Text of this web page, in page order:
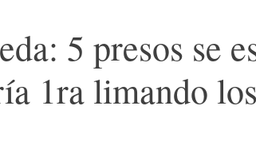
5 presos se
1ra limando